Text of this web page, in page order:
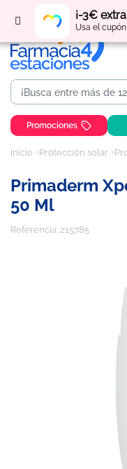
¡-3€
Usa el cupón
Regístratey
Promociones
Inicio Protección solar
Primaderm
50 Ml
Referencia: 215785